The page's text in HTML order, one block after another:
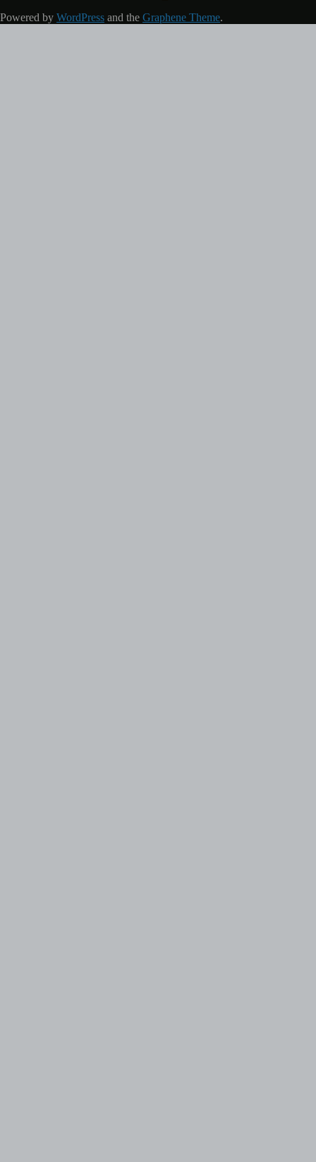
Powered by WordPress and the Graphene Theme.